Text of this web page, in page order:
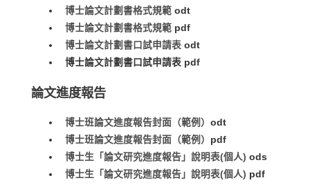
博士論文計劃書格式規範 odt
博士論文計劃書格式規範 pdf
博士論文計劃書口試申請表 odt
博士論文計劃書口試申請表 pdf
論文進度報告
博士班論文進度報告封面（範例）odt
博士班論文進度報告封面（範例） pdf
博士生「論文研究進度報告」說明表(個人)ods
博士生「論文研究進度報告」說明表(個人) pdf